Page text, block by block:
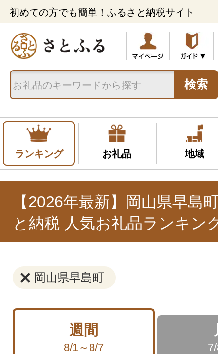
初めての方でも簡単！ふるさと納税サイト
検索
ランキング お礼品 地域
【2026年最新】岡山県早島
と納税 人気お礼品ランキン
岡山県早島町
週間
8/1～8/7